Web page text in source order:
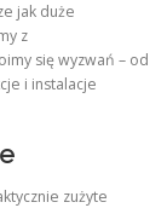
jak duże
z
się wyzwań – od
i instalacje
zużyte